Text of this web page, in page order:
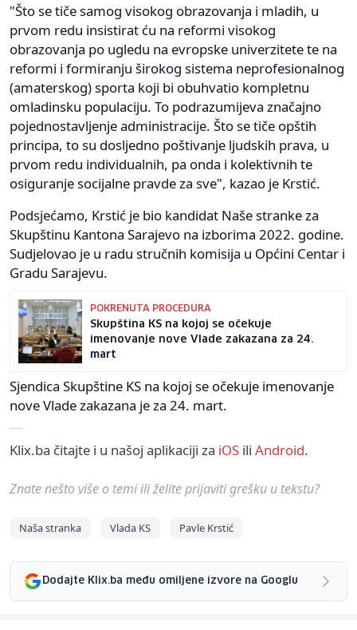
"Što se tiče samog visokog obrazovanja i mladih, u
prvom redu insistirat ću na reformi visokog
obrazovanja po ugledu na evropske univerzitete te na
reformi i formiranju širokog sistema neprofesionalnog
(amaterskog) sporta koji bi obuhvatio kompletnu
omladinsku populaciju. To podrazumijeva značajno
pojednostavljenje administracije. Što se tiče opštih
principa, to su dosljedno poštivanje ljudskih prava, u
prvom redu individualnih, pa onda i kolektivnih te
osiguranje socijalne pravde za sve", kazao je Krstić.
Podsjećamo, Krstić je bio kandidat Naše stranke za
Skupštinu Kantona Sarajevo na izborima 2022. godine.
Sudjelovao je u radu stručnih komisija u Općini Centar i
Gradu Sarajevu.
POKRENUTA PROCEDURA
Skupština KS na kojoj se očekuje
imenovanje nove Vlade zakazana za 24.
mart
Sjendica Skupštine KS na kojoj se očekuje imenovanje
nove Vlade zakazana je za 24. mart.
Klix.ba čitajte i u našoj aplikaciji za iOS ili Android.
Znate nešto više o temi ili želite prijaviti grešku u tekstu?
Naša stranka Vlada KS Pavle Krstić
Dodajte Klix.ba među omiljene izvore na Googlu